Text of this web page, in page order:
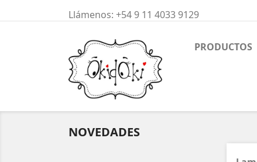
Llámenos: +54 9 11 4033 9129
PRODUCTOS
NOVEDADES